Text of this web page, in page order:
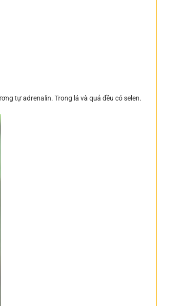
tự adrenalin. Trong lá và quả đều có selen.